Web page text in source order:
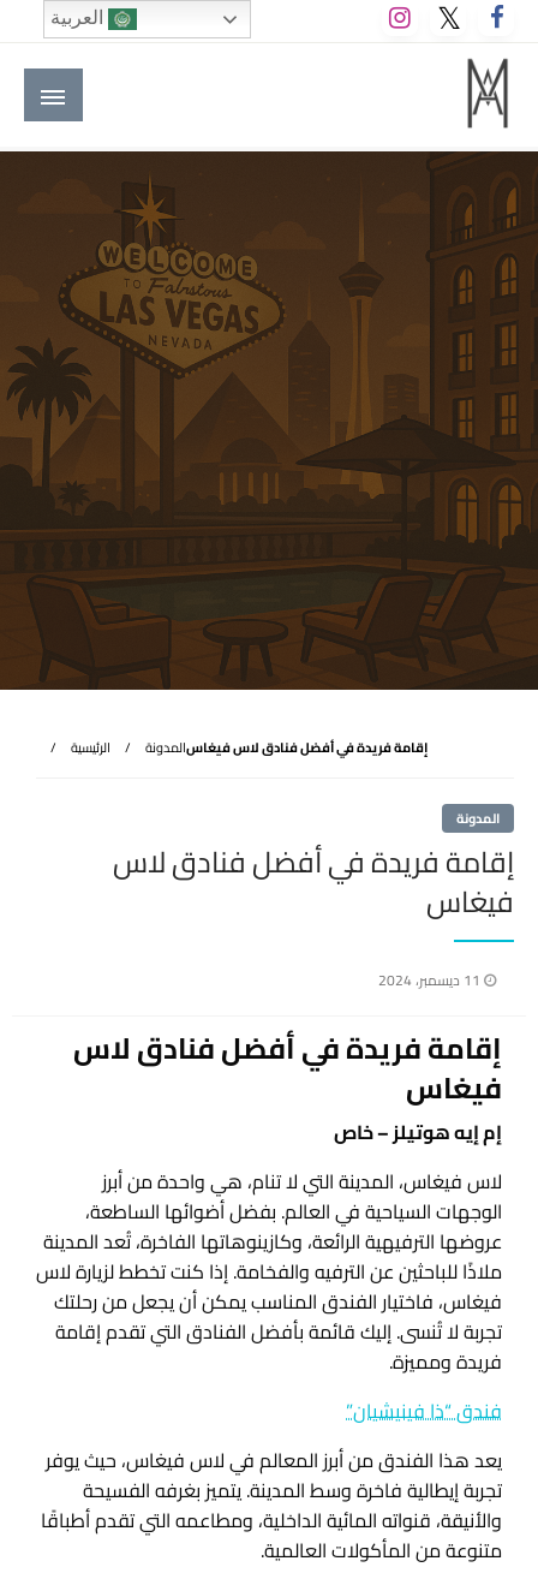
التخطي
إلى
المحتوى
M A hotels | إم ايه هوتيلز
الموقع الأول للعاملين في الفنادق في العالم العربي
الرئيسية المدونةإقامة فريدة في أفضل فنادق لاس فيغاس
المدونة
إقامة فريدة في أفضل فنادق لاس
فيغاس
نُشر
11 ديسمبر، 2024
إقامة فريدة في أفضل فنادق لاس
فيغاس
إم إيه هوتيلز – خاص
لاس فيغاس، المدينة التي لا تنام، هي واحدة من أبرز
الوجهات السياحية في العالم. بفضل أضوائها الساطعة،
عروضها الترفيهية الرائعة، وكازينوهاتها الفاخرة، تُعد المدينة
ملاذًا للباحثين عن الترفيه والفخامة. إذا كنت تخطط لزيارة لاس
فيغاس، فاختيار الفندق المناسب يمكن أن يجعل من رحلتك
تجربة لا تُنسى. إليك قائمة بأفضل الفنادق التي تقدم إقامة
فريدة ومميزة.
فندق “ذا فينيشيان”
يعد هذا الفندق من أبرز المعالم في لاس فيغاس، حيث يوفر
تجربة إيطالية فاخرة وسط المدينة. يتميز بغرفه الفسيحة
والأنيقة، قنواته المائية الداخلية، ومطاعمه التي تقدم أطباقًا
متنوعة من المأكولات العالمية.
العربية